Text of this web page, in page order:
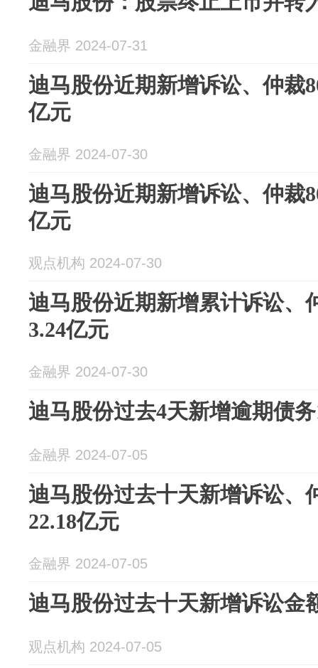
金融界 2024-07-31
迪马股份近期新增诉讼、仲裁
亿元
金融界 2024-07-30
迪马股份近期新增诉讼、仲裁
亿元
观点机构 2024-07-30
迪马股份近期新增累计诉讼、
3.24亿元
金融界 2024-07-30
迪马股份过去4天新增逾期债
金融界 2024-07-05
迪马股份过去十天新增诉讼、
22.18亿元
金融界 2024-07-05
迪马股份过去十天新增诉讼金
观点机构 2024-07-05